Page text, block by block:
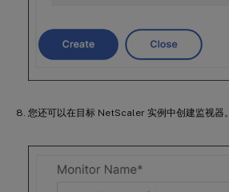
您还可以在目标 NetScaler 实例中创建监视器。